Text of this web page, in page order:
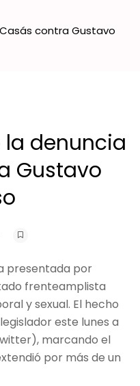
contra Gustavo
denuncia
Gustavo
presentada por
frenteamplista
y sexual. El hecho
este lunes a
marcando el
por más de un